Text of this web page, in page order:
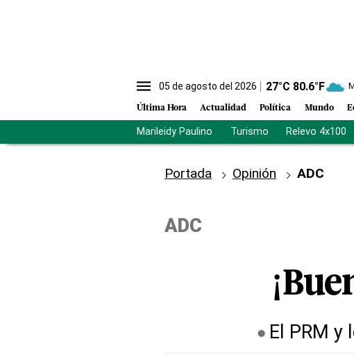
05 de agosto del 2026 27°C 80.6°F
Última Hora Actualidad Política Mundo
Marileidy Paulino Turismo Relevo 4x100
Portada Opinión ADC
ADC
El PRM y